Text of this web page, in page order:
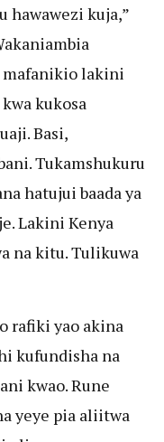
hawawezi kuja,”
mafanikio lakini
kukosa
Basi,
Tukamshukuru
hatujui baada ya
Lakini Kenya
na kitu. Tulikuwa
rafiki yao akina
kufundisha na
kwao. Rune
yeye pia aliitwa